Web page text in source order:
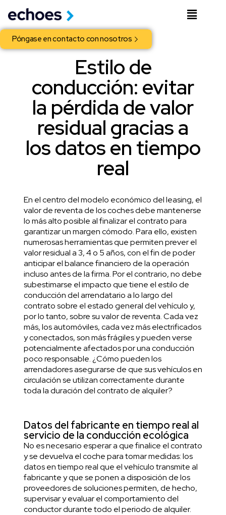
Póngase en contacto con nosotros
Estilo de
conducción: evitar
la pérdida de valor
residual gracias a
los datos en tiempo
real
En el centro del modelo económico del leasing, el
valor de reventa de los cochesdebe mantenerse
lo más alto posible al finalizar el contrato para
garantizar un margen cómodo. Para ello, existen
numerosas herramientas que permiten prever el
valor residual a 3, 4 o 5 años, con el fin de poder
anticipar el balance financiero de la operación
incluso antes de la firma. Por el contrario, no debe
subestimarse el impacto que tiene el estilo de
conducción del arrendatario a lo largo del
contrato sobre el estado general del vehículo y,
por lo tanto, sobre su valor de reventa. Cada vez
más, los automóviles, cada vez más electrificados
y conectados, son más frágiles y pueden verse
potencialmente afectados por una conducción
poco responsable. ¿Cómo pueden los
arrendadores asegurarse de que sus vehículos en
circulación se utilizan correctamente durante
toda la duración del contrato de alquiler?
Datos del fabricante en tiempo real al
servicio de la conducción ecológica
No es necesario esperar a que finalice el contrato
y se devuelva el coche para tomar medidas: los
datos en tiempo real que el vehículo transmite al
fabricante y que se ponen a disposición de los
proveedores de soluciones permiten, de hecho,
supervisar y evaluar el comportamiento del
conductor durante todo el periodo de alquiler.